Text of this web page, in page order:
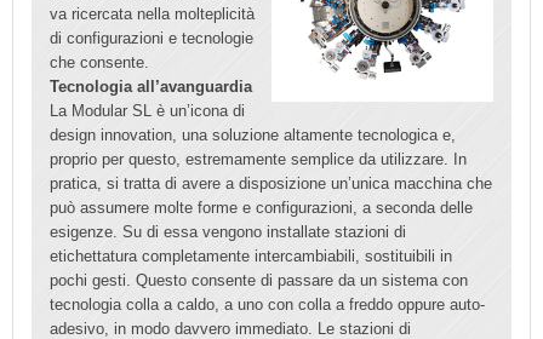
va ricercata nella molteplicità
di configurazioni e tecnologie
che consente.
Tecnologia all’avanguardia
La Modular SL è un’icona di
design innovation, una soluzione altamente tecnologica e,
proprio per questo, estremamente semplice da utilizzare. In
pratica, si tratta di avere a disposizione un’unica macchina che
può assumere molte forme e configurazioni, a seconda delle
esigenze. Su di essa vengono installate stazioni di
etichettatura completamente intercambiabili, sostituibili in
pochi gesti. Questo consente di passare da un sistema con
tecnologia colla a caldo, a uno con colla a freddo oppure auto-
adesivo, in modo davvero immediato. Le stazioni di